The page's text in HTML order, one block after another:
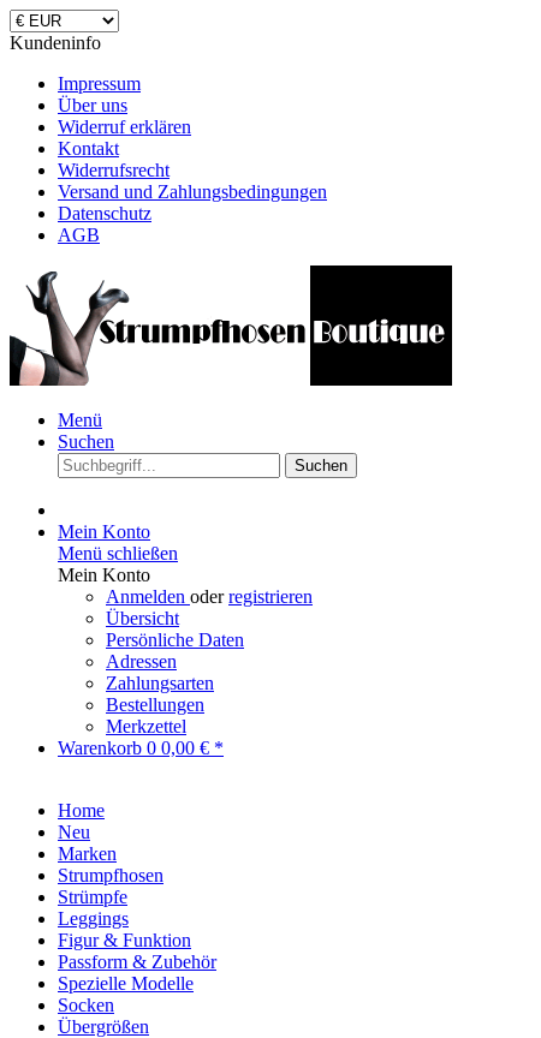
Kundeninfo
Impressum
Über uns
Widerruf erklären
Kontakt
Widerrufsrecht
Versand und Zahlungsbedingungen
Datenschutz
AGB
Menü
Suchen
Suchen
Mein Konto
Menü schließen
Mein Konto
Anmelden oderregistrieren
Übersicht
Persönliche Daten
Adressen
Zahlungsarten
Bestellungen
Merkzettel
Warenkorb 0 0,00 € *
Home
Neu
Marken
Strumpfhosen
Strümpfe
Leggings
Figur & Funktion
Passform & Zubehör
Spezielle Modelle
Socken
Übergrößen